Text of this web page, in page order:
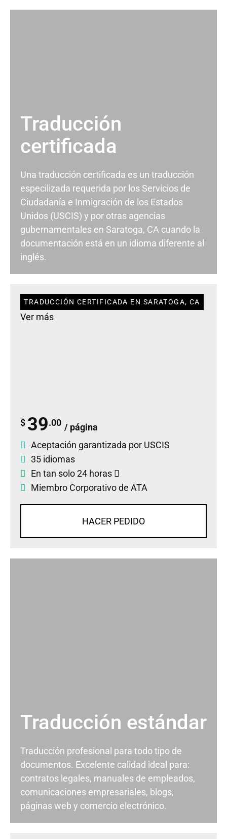
Traducción
certificada
Una traducción certificada es un traducción
especilizada requerida por los Servicios de
Ciudadanía e Inmigración de los Estados
Unidos (USCIS) y por otras agencias
gubernamentales en Saratoga, CA cuando la
documentación está en un idioma diferente al
inglés.
TRADUCCIÓN CERTIFICADA EN SARATOGA, CA
Ver más
$ 39.00 / página
Aceptación garantizada por USCIS
35 idiomas
En tan solo 24 horas
Miembro Corporativo de ATA
HACER PEDIDO
Traducción estándar
Traducción profesional para todo tipo de
documentos. Excelente calidad ideal para:
contratos legales, manuales de empleados,
comunicaciones empresariales, blogs,
páginas web y comercio electrónico.